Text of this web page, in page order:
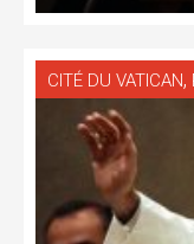
CITÉ DU VATICAN,